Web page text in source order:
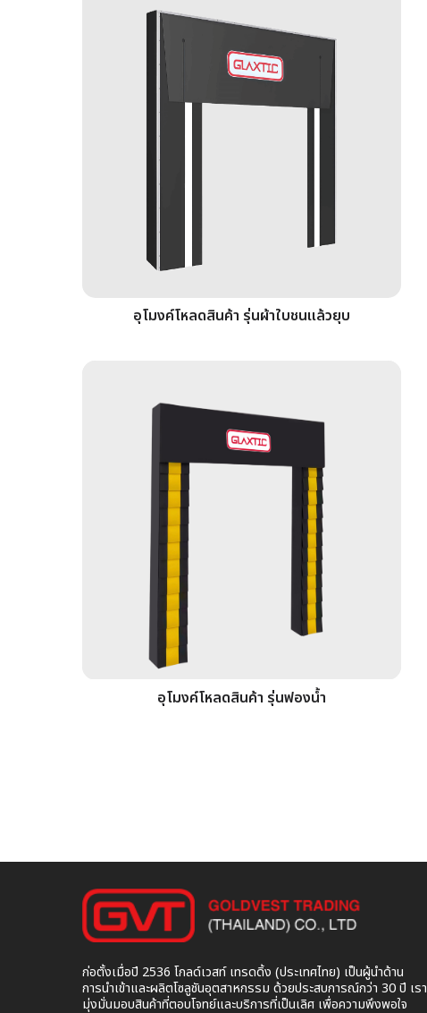
อุโมงค์โหลดสินค้า รุ่นผ้าใบชนแล้วยุบ
อุโมงค์โหลดสินค้า รุ่นฟองน้ำ
ก่อตั้งเมื่อปี 2536 โกลด์เวสท์ เทรดดิ้ง (ประเทศไทย) เป็นผู้นำด้าน
การนำเข้าและผลิตโซลูชันอุตสาหกรรม ด้วยประสบการณ์กว่า 30 ปี เรา
มุ่งมั่นมอบสินค้าที่ตอบโจทย์และบริการที่เป็นเลิศ เพื่อความพึงพอใจ